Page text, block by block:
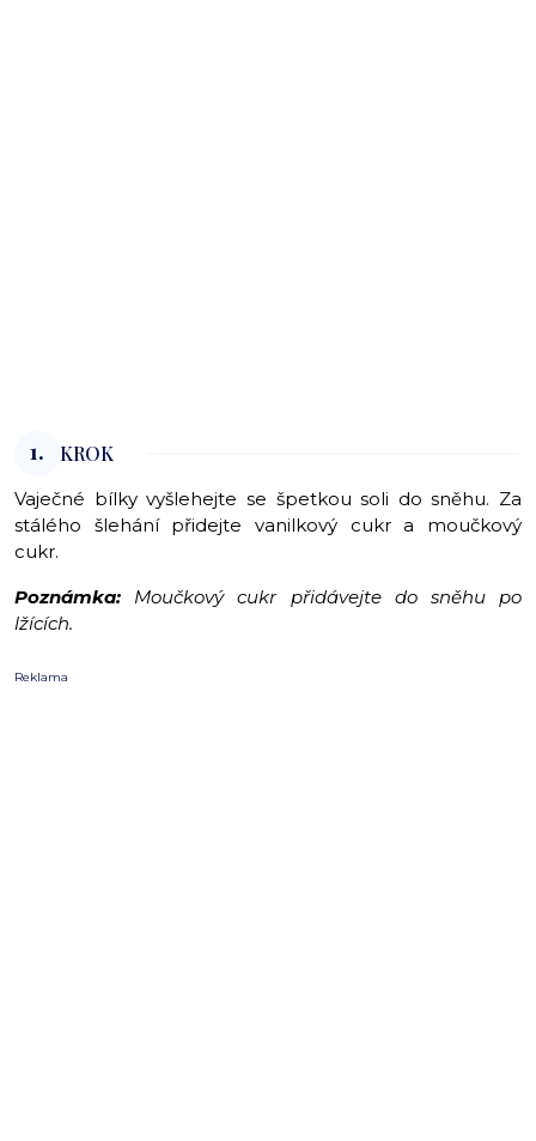
1. KROK
Vaječné bílky vyšlehejte se špetkou soli do sněhu. Za
stálého šlehání přidejte vanilkový cukr a moučkový
cukr.
Poznámka: Moučkový cukr přidávejte do sněhu po
lžících.
Reklama